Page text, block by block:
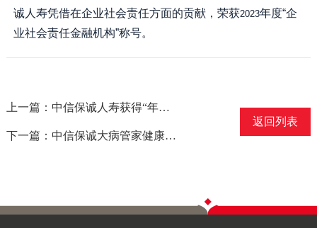
诚人寿凭借在企业社会责任方面的贡献，荣获2023年度“企
业社会责任金融机构”称号。
上一篇：中信保诚人寿获得“年度适老化特色服务”称号
下一篇：中信保诚大病管家健康管理服务荣获健康管理创新应用奖
返回列表